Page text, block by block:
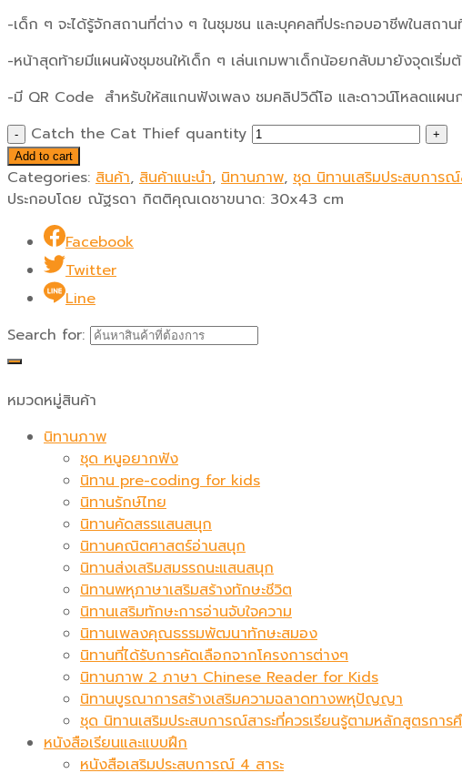
-เด็ก ๆ จะได้รู้จักสถานที่ต่าง ๆ ในชุมชน และบุคคลที่ประกอบอาชีพในสถาน
-หน้าสุดท้ายมีแผนผังชุมชนให้เด็ก ๆ เล่นเกมพาเด็กน้อยกลับมายังจุดเริ่ม
-มี QR Code สำหรับให้สแกนฟังเพลง ชมคลิปวิดีโอ และดาวน์โหลดแผน
Catch the Cat Thief quantity
Add to cart
Categories: สินค้า, สินค้าแนะนำ, นิทานภาพ, ชุด นิทานเสริมประสบการ
ประกอบโดย ณัฐรดา กิตติคุณเดชาขนาด: 30x43 cm
Facebook
Twitter
Line
Search for:
หมวดหมู่สินค้า
นิทานภาพ
ชุด หนูอยากฟัง
นิทาน pre-coding for kids
นิทานรักษ์ไทย
นิทานคัดสรรแสนสนุก
นิทานคณิตศาสตร์อ่านสนุก
นิทานส่งเสริมสมรรถนะแสนสนุก
นิทานพหุภาษาเสริมสร้างทักษะชีวิต
นิทานเสริมทักษะการอ่านจับใจความ
นิทานเพลงคุณธรรมพัฒนาทักษะสมอง
นิทานที่ได้รับการคัดเลือกจากโครงการต่างๆ
นิทานภาพ 2 ภาษา Chinese Reader for Kids
นิทานบูรณาการสร้างเสริมความฉลาดทางพหุปัญญา
ชุด นิทานเสริมประสบการณ์สาระที่ควรเรียนรู้ตามหลักสูตรกา
หนังสือเรียนและแบบฝึก
หนังสือเสริมประสบการณ์ 4 สาระ